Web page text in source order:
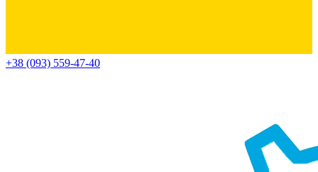
+38 (093) 559-47-40